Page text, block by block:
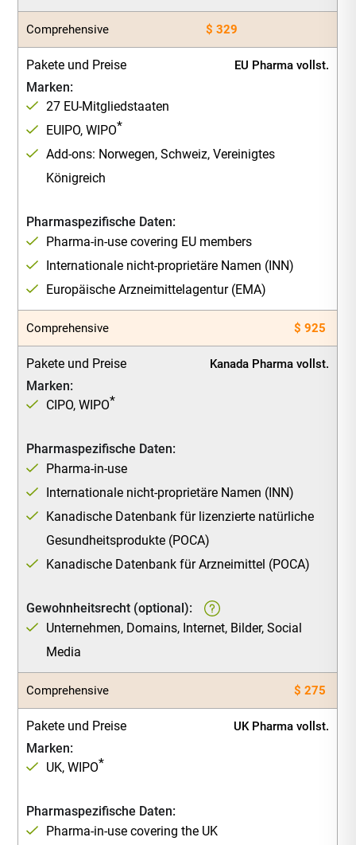
Comprehensive $ 329
Pakete und Preise EU Pharma vollst.
Marken:
27 EU-Mitgliedstaaten
EUIPO, WIPO*
Add-ons: Norwegen, Schweiz, Vereinigtes
Königreich
Pharmaspezifische Daten:
Pharma-in-use covering EU members
Internationale nicht-proprietäre Namen (INN)
Europäische Arzneimittelagentur (EMA)
Comprehensive $ 925
Pakete und Preise Kanada Pharma vollst.
Marken:
CIPO, WIPO*
Pharmaspezifische Daten:
Pharma-in-use
Internationale nicht-proprietäre Namen (INN)
Kanadische Datenbank für lizenzierte natürliche
Gesundheitsprodukte (POCA)
Kanadische Datenbank für Arzneimittel (POCA)
Gewohnheitsrecht (optional):
Unternehmen, Domains, Internet, Bilder, Social
Media
Comprehensive $ 275
Pakete und Preise UK Pharma vollst.
Marken:
UK, WIPO*
Pharmaspezifische Daten:
Pharma-in-use covering the UK